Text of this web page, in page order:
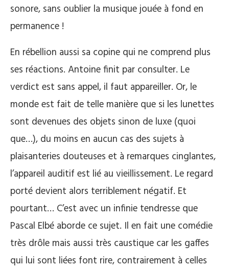
sonore, sans oublier la musique jouée à fond en
permanence !
En rébellion aussi sa copine qui ne comprend plus
ses réactions. Antoine finit par consulter. Le
verdict est sans appel, il faut appareiller. Or, le
monde est fait de telle manière que si les lunettes
sont devenues des objets sinon de luxe (quoi
que…), du moins en aucun cas des sujets à
plaisanteries douteuses et à remarques cinglantes,
l’appareil auditif est lié au vieillissement. Le regard
porté devient alors terriblement négatif. Et
pourtant… C’est avec un infinie tendresse que
Pascal Elbé aborde ce sujet. Il en fait une comédie
très drôle mais aussi très caustique car les gaffes
qui lui sont liées font rire, contrairement à celles